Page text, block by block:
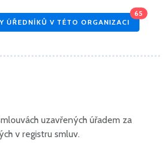
ÚŘEDNÍKŮ V TÉTO ORGANIZACI
65
uzavřených úřadem za
v registru smluv.